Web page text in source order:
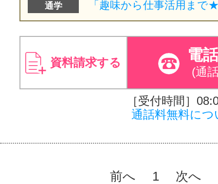
通学
資料請求する 電
(通
［受付時間］
通話料無料につ
前へ 1 次へ